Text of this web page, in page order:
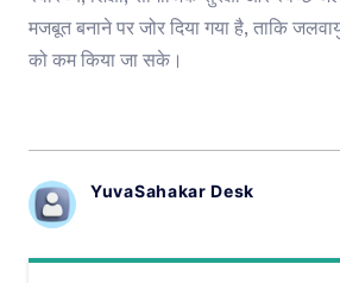
मजबूत बनाने पर जोर दिया गया है, ताकि जलवायु
को कम किया जा सके।
YuvaSahakar Desk